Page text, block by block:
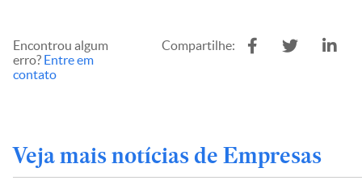
Encontrou algum
erro? Entre em
contato
Compartilhe:
Veja mais notícias de Empresas